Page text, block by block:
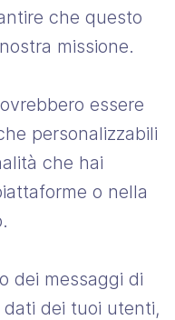
che questo
missione.
essere
personalizzabili
che hai
o nella
dei messaggi di
dei tuoi utenti,